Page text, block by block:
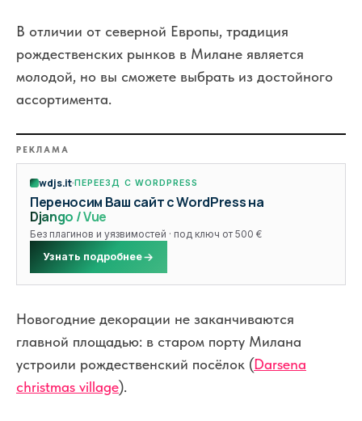
В отличии от северной Европы, традиция
рождественских рынков в Милане является
молодой, но вы сможете выбрать из достойного
ассортимента.
РЕКЛАМА
wdjs.it ПЕРЕЕЗД С WORDPRESS
Переносим Ваш сайт с WordPress на
Django / Vue
Без плагинов и уязвимостей · под ключ от 500 €
Узнать подробнее
Новогодние декорации не заканчиваются
главной площадью: в старом порту Милана
устроили рождественский посёлок (Darsena
christmas village).